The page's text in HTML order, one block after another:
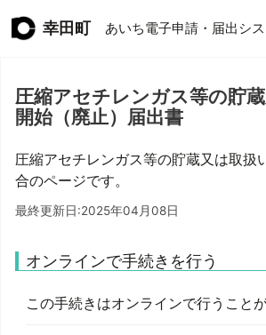
幸田町 あいち電子申請・届出シ
圧縮アセチレンガス等の貯
開始（廃止）届出書
圧縮アセチレンガス等の貯蔵又は取扱
合のページです。
最終更新日:2025年04月08日
オンラインで手続きを行う
この手続きはオンラインで行うことが